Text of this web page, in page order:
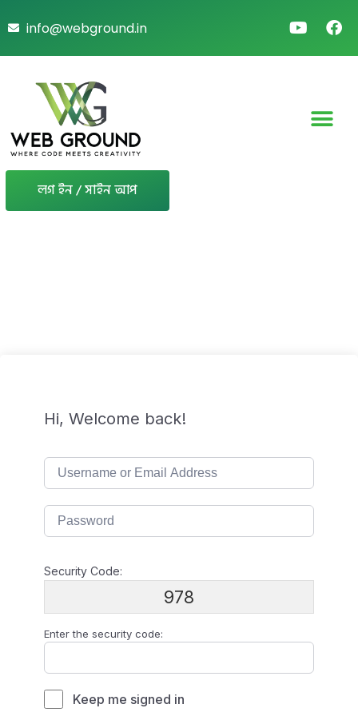
info@webground.in
লগ ইন / সাইন আপ
Hi, Welcome back!
Security Code:
978
Enter the security code:
Keep me signed in